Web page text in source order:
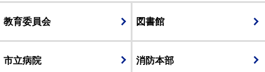
教育委員会 図書館
市立病院 消防本部